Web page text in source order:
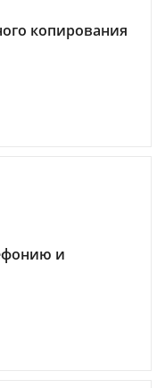
копирования
и